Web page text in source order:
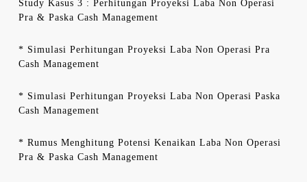
Study Kasus 3 : Perhitungan Proyeksi Laba Non Operasi
Pra & Paska Cash Management
* Simulasi Perhitungan Proyeksi Laba Non Operasi Pra
Cash Management
* Simulasi Perhitungan Proyeksi Laba Non Operasi Paska
Cash Management
* Rumus Menghitung Potensi Kenaikan Laba Non Operasi
Pra & Paska Cash Management